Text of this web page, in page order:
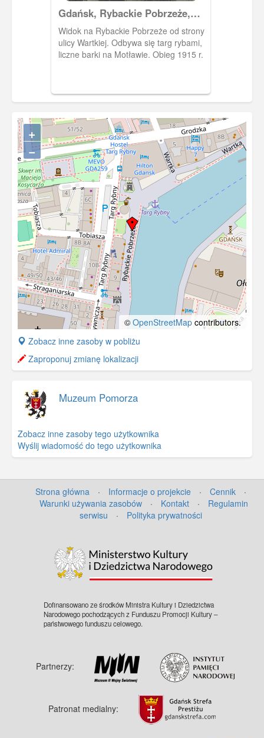
Gdańsk, Rybackie Pobrzeże,
Fischmarkt
Widok na Rybackie Pobrzeże od strony
ulicy Wartkiej. Odbywa się targ rybami,
liczne barki na Motławie. Obieg 1915 r.
+
−
© OpenStreetMap contributors.
+
−
Zobacz inne zasoby w pobliżu
Zaproponuj zmianę lokalizacji
Muzeum Pomorza
Zobacz inne zasoby tego użytkownika
Wyślij wiadomość do tego użytkownika
Strona główna · Informacje o projekcie · Cennik
·
Warunki używania zasobów
· Kontakt ·
Regulamin
serwisu
· Polityka prywatności
Dofinansowano ze środków Ministra Kultury i Dziedzictwa
Narodowego pochodzących z Funduszu Promocji Kultury –
państwowego funduszu celowego.
Partnerzy:
Patronat medialny: